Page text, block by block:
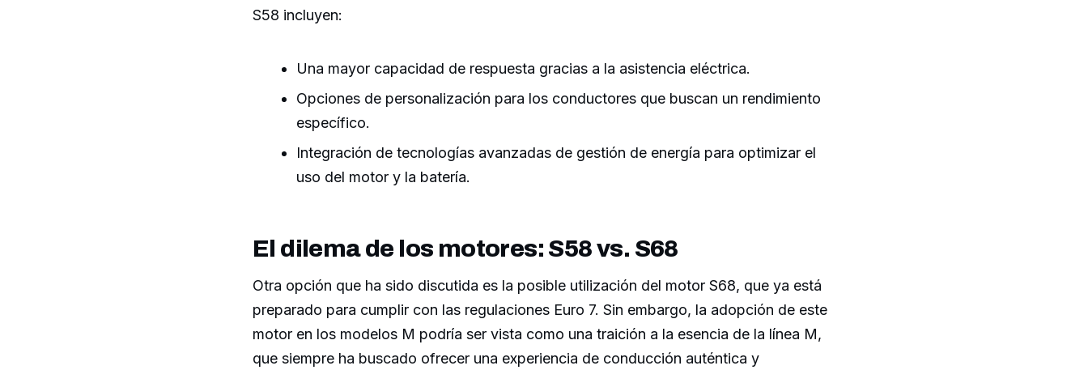
S58 incluyen:
Una mayor capacidad de respuesta gracias a la asistencia eléctrica.
Opciones de personalización para los conductores que buscan un rendimiento
específico.
Integración de tecnologías avanzadas de gestión de energía para optimizar el
uso del motor y la batería.
El dilema de los motores: S58 vs. S68
Otra opción que ha sido discutida es la posible utilización del motor S68, que ya está
preparado para cumplir con las regulaciones Euro 7. Sin embargo, la adopción de este
motor en los modelos M podría ser vista como una traición a la esencia de la línea M,
que siempre ha buscado ofrecer una experiencia de conducción auténtica y